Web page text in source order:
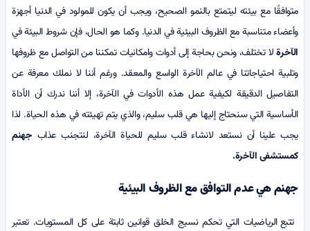
متوافقًا مع بيئته ليتمتع بالنمو الصحيح، ويجب أن يكون للمولود في الدنيا أجهزة
وأعضاء متناسبة مع الظروف البيئية في الدنيا. وكما هو الحال، فإن شروط البيئة في
الآخرةلا تختلف، ونحن بحاجة إلى أدوات وامكانيات تمكننا من التواصل مع ظروفها
وتلبية احتياجاتنا في عالم الآخرة الواسع والمعقد. ورغم أننا لا نملك معرفة عن
التفاصيل الدقيقة لكيفية عمل هذه الأدوات في الآخرة، إلا أننا ندرك أن الأداة
الأساسية التي سنحتاج إليها هي قلب سليم، والذي يتم تهيئته في هذه الحياة. لذا
يجب علينا أن نستعد لانشاء قلب سليم للحياة الآخرة، لنتجنب عذاب جهنم
کمستشفى الآخرة.
جهنم هي عدم التوافق مع الظروف البيئية
تتبع الرياضيات التي تحكم نسيج الخلق قوانين ثابتة على كل المستويات. تعتبر